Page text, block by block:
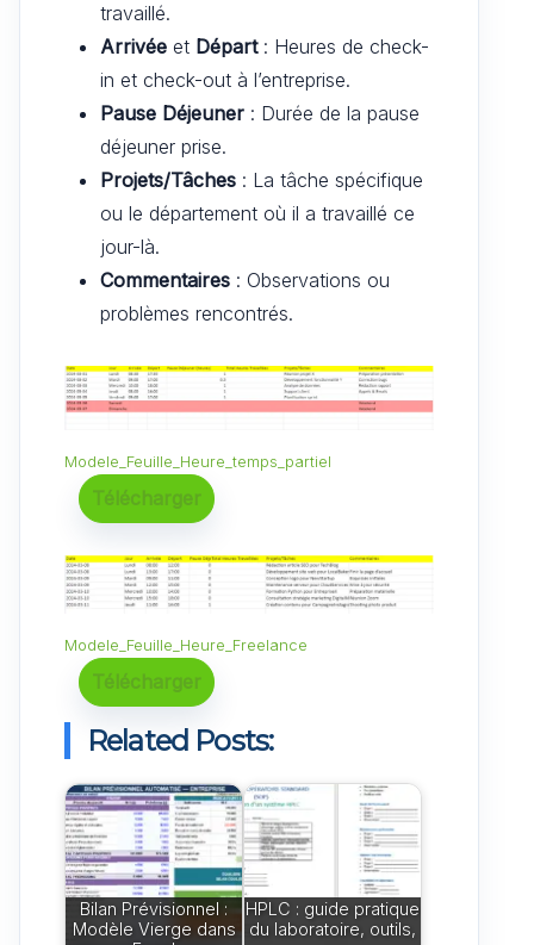
travaillé.
Arrivée et Départ: Heures de check-
in et check-out à l’entreprise.
Pause Déjeuner : Durée de la pause
déjeuner prise.
Projets/Tâches : La tâche spécifique
ou le département où il a travaillé ce
jour-là.
Commentaires : Observations ou
problèmes rencontrés.
Modele_Feuille_Heure_temps_partiel
Télécharger
Modele_Feuille_Heure_Freelance
Télécharger
Related Posts:
Bilan Prévisionnel :
Modèle Vierge dans
HPLC : guide pratique
du laboratoire, outils,